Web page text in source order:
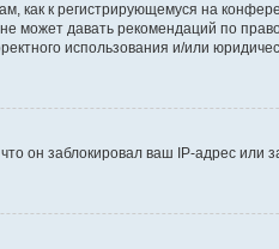
к регистрирующемуся на
может давать рекомендаций по
использования и/или
он заблокировал ваш IP-адрес или